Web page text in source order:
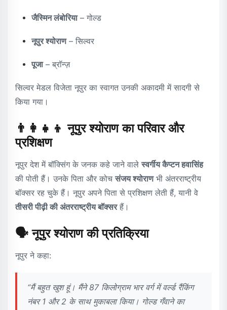
जैस्मिन लंबोरिया– गोल्ड
नूपुर श्योराण– सिल्वर
पूजा– ब्रॉन्ज़
सिल्वर मेडल विजेता नूपुर का स्वागत उनकी अकादमी में सादगी से
किया गया।
👨‍👩‍👧‍👦 नूपुर श्योराण का परिवार और
प्रशिक्षण
नूपुर देश में बॉक्सिंग के जनक कहे जाने वालेस्वर्गीय कैप्टन हवासिंह
की पोती हैं। उनके पिता और कोचसंजय श्योराणभी अंतरराष्ट्रीय
बॉक्सर रह चुके हैं। नूपुर अपने पिता से प्रशिक्षण लेती हैं, यानी वे
तीसरी पीढ़ी की अंतरराष्ट्रीय बॉक्सरहैं।
🗣️ नूपुर श्योराण की प्रतिक्रिया
नूपुर ने कहा:
“मैं बहुत खुश हूं। मैंने 87 किलोग्राम भार वर्ग में वर्ल्ड रैंकिंग
नंबर 1 और 2 के साथ मुकाबला किया। गोल्ड गँवाने का